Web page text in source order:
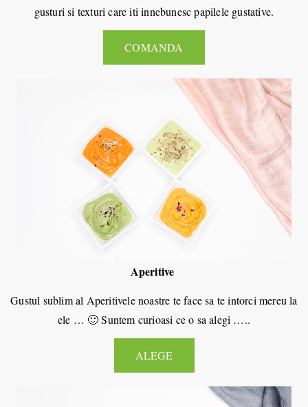
gusturi si texturi care iti innebunesc papilele gustative.
COMANDA
Aperitive
Gustul sublim al Aperitivele noastre te face sa te intorci mereu la
ele … 🙂 Suntem curioasi ce o sa alegi …..
ALEGE